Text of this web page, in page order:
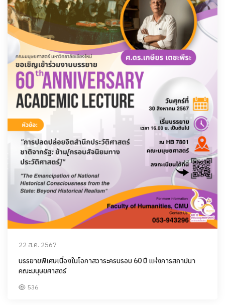
22 ส.ค. 2567
บรรยายพิเศษเนื่องในโอกาสวาระครบรอบ 60 ปี แห่งการสถาปนา
คณะมนุษยศาสตร์
536